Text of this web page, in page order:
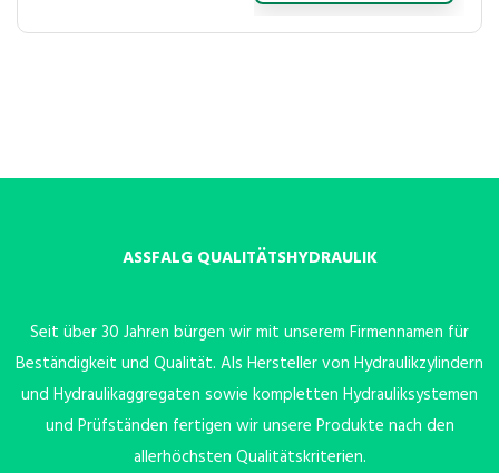
ASSFALG QUALITÄTSHYDRAULIK
Seit über 30 Jahren bürgen wir mit unserem Firmennamen für
Beständigkeit und Qualität. Als Hersteller von Hydraulikzylindern
und Hydraulikaggregaten sowie kompletten Hydrauliksystemen
und Prüfständen fertigen wir unsere Produkte nach den
allerhöchsten Qualitätskriterien.